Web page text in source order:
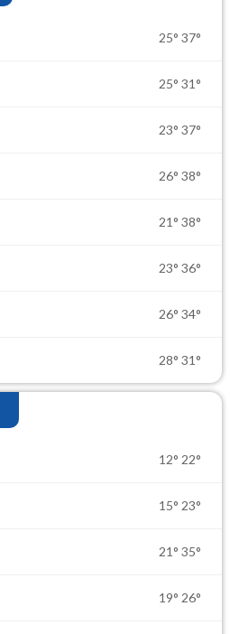
25° 37°
25° 31°
23° 37°
26° 38°
21° 38°
23° 36°
26° 34°
28° 31°
12° 22°
15° 23°
21° 35°
19° 26°